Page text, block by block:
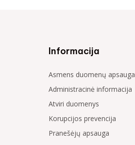
Informacija
Asmens duomenų apsauga
Administracinė informacija
Atviri duomenys
Korupcijos prevencija
Pranešėjų apsauga